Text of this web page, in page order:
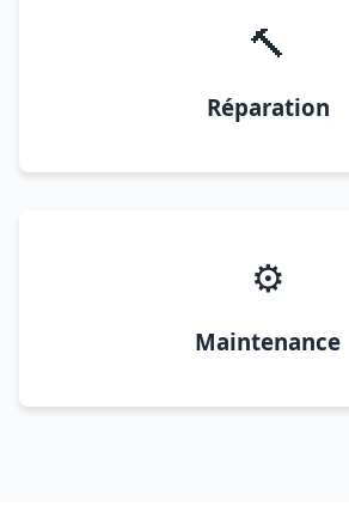
🔨
Réparation
⚙️
Maintenance